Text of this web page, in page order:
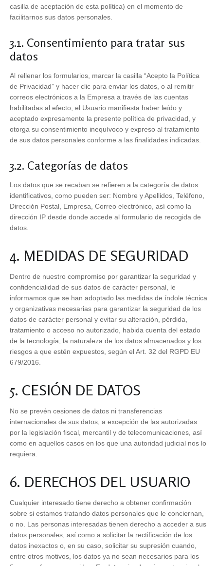
casilla de aceptación de esta política) en el momento de
facilitarnos sus datos personales.
3.1. Consentimiento para tratar sus
datos
Al rellenar los formularios, marcar la casilla “Acepto la Política
de Privacidad” y hacer clic para enviar los datos, o al remitir
correos electrónicos a la Empresa a través de las cuentas
habilitadas al efecto, el Usuario manifiesta haber leído y
aceptado expresamente la presente política de privacidad, y
otorga su consentimiento inequívoco y expreso al tratamiento
de sus datos personales conforme a las finalidades indicadas.
3.2. Categorías de datos
Los datos que se recaban se refieren a la categoría de datos
identificativos, como pueden ser: Nombre y Apellidos, Teléfono,
Dirección Postal, Empresa, Correo electrónico, así como la
dirección IP desde donde accede al formulario de recogida de
datos.
4. MEDIDAS DE SEGURIDAD
Dentro de nuestro compromiso por garantizar la seguridad y
confidencialidad de sus datos de carácter personal, le
informamos que se han adoptado las medidas de índole técnica
y organizativas necesarias para garantizar la seguridad de los
datos de carácter personal y evitar su alteración, pérdida,
tratamiento o acceso no autorizado, habida cuenta del estado
de la tecnología, la naturaleza de los datos almacenados y los
riesgos a que estén expuestos, según el Art. 32 del RGPD EU
679/2016.
5. CESIÓN DE DATOS
No se prevén cesiones de datos ni transferencias
internacionales de sus datos, a excepción de las autorizadas
por la legislación fiscal, mercantil y de telecomunicaciones, así
como en aquellos casos en los que una autoridad judicial nos lo
requiera.
6. DERECHOS DEL USUARIO
Cualquier interesado tiene derecho a obtener confirmación
sobre si estamos tratando datos personales que le conciernan,
o no. Las personas interesadas tienen derecho a acceder a sus
datos personales, así como a solicitar la rectificación de los
datos inexactos o, en su caso, solicitar su supresión cuando,
entre otros motivos, los datos ya no sean necesarios para los